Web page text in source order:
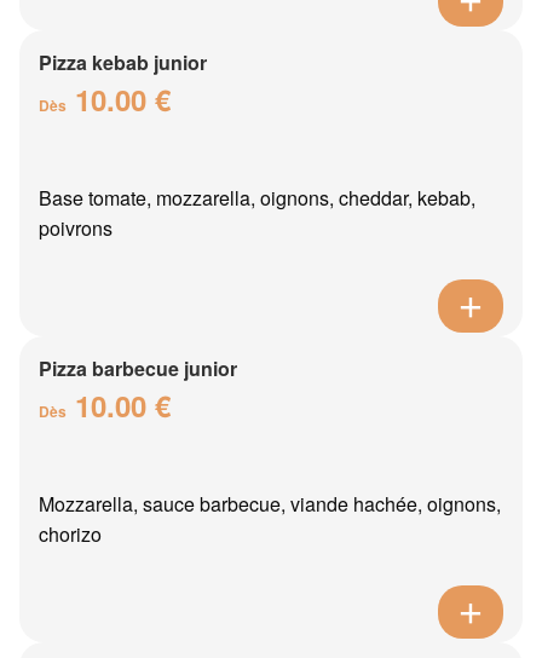
Pizza kebab junior
Dès 10.00 €
Base tomate, mozzarella, oignons, cheddar, kebab,
poivrons
Pizza barbecue junior
Dès 10.00 €
Mozzarella, sauce barbecue, viande hachée, oignons,
chorizo